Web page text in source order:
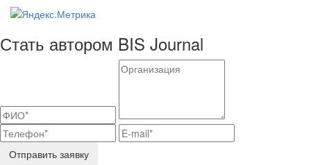
Стать автором BIS Journal
Отправить заявку